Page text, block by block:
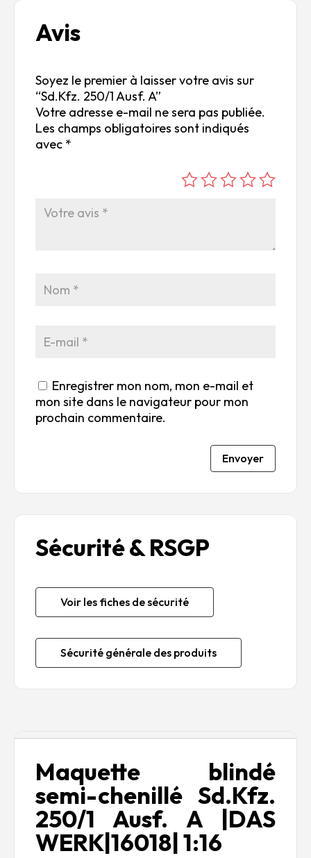
Avis
Soyez le premier à laisser votre avis sur
“Sd.Kfz. 250/1 Ausf. A”
Votre adresse e-mail ne sera pas publiée.
Les champs obligatoires sont indiqués
avec *
s
Enregistrer mon nom, mon e-mail et
mon site dans le navigateur pour mon
prochain commentaire.
Envoyer
Sécurité & RSGP
Voir les fiches de sécurité
Sécurité générale des produits
Maquette blindé
semi-chenillé Sd.Kfz.
250/1 Ausf. A |DAS
WERK|16018| 1:16